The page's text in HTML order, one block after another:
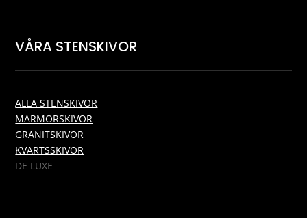
VÅRA STENSKIVOR
ALLA STENSKIVOR
MARMORSKIVOR
GRANITSKIVOR
KVARTSSKIVOR
DE LUXE